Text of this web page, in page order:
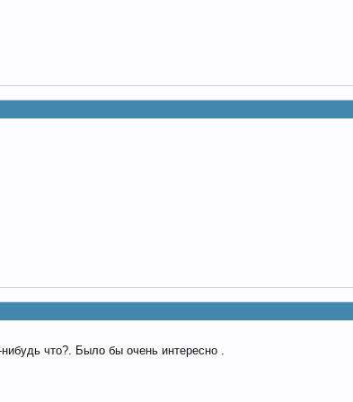
что?. Было бы очень интересно .